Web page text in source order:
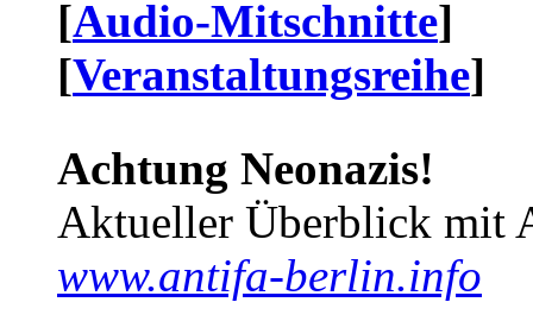
[Audio-Mitschnitte]
[Veranstaltungsreihe]
Achtung Neonazis!
Aktueller Überblick mit
www.antifa-berlin.info